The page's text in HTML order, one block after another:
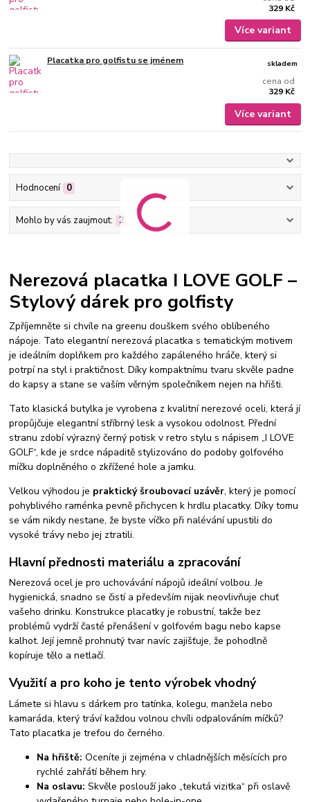
329 Kč
Více variant
Placatka pro golfistu se jménem
cena od
329 Kč
skladem
Více variant
Hodnocení 0
Mohlo by vás zaujmout: 2
Nerezová placatka I LOVE GOLF –
Stylový dárek pro golfisty
Zpříjemněte si chvíle na greenu douškem svého oblíbeného
nápoje. Tato elegantní nerezová placatka s tematickým motivem
je ideálním doplňkem pro každého zapáleného hráče, který si
potrpí na styl i praktičnost. Díky kompaktnímu tvaru skvěle padne
do kapsy a stane se vaším věrným společníkem nejen na hřišti.
Tato klasická butylka je vyrobena z kvalitní nerezové oceli, která jí
propůjčuje elegantní stříbrný lesk a vysokou odolnost. Přední
stranu zdobí výrazný černý potisk v retro stylu s nápisem „I LOVE
GOLF“, kde je srdce nápaditě stylizováno do podoby golfového
míčku doplněného o zkřížené hole a jamku.
Velkou výhodou je praktický šroubovací uzávěr, který je pomocí
pohyblivého raménka pevně přichycen k hrdlu placatky. Díky tomu
se vám nikdy nestane, že byste víčko při nalévání upustili do
vysoké trávy nebo jej ztratili.
Hlavní přednosti materiálu a zpracování
Nerezová ocel je pro uchovávání nápojů ideální volbou. Je
hygienická, snadno se čistí a především nijak neovlivňuje chuť
vašeho drinku. Konstrukce placatky je robustní, takže bez
problémů vydrží časté přenášení v golfovém bagu nebo kapse
kalhot. Její jemně prohnutý tvar navíc zajišťuje, že pohodlně
kopíruje tělo a netlačí.
Využití a pro koho je tento výrobek vhodný
Lámete si hlavu s dárkem pro tatínka, kolegu, manžela nebo
kamaráda, který tráví každou volnou chvíli odpalováním míčků?
Tato placatka je trefou do černého.
Na hřiště: Oceníte ji zejména v chladnějších měsících pro
rychlé zahřátí během hry.
Na oslavu: Skvěle poslouží jako „tekutá vizitka“ při oslavě